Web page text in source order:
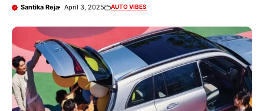
Santika Reja April 3, 2025 AUTO VIBES